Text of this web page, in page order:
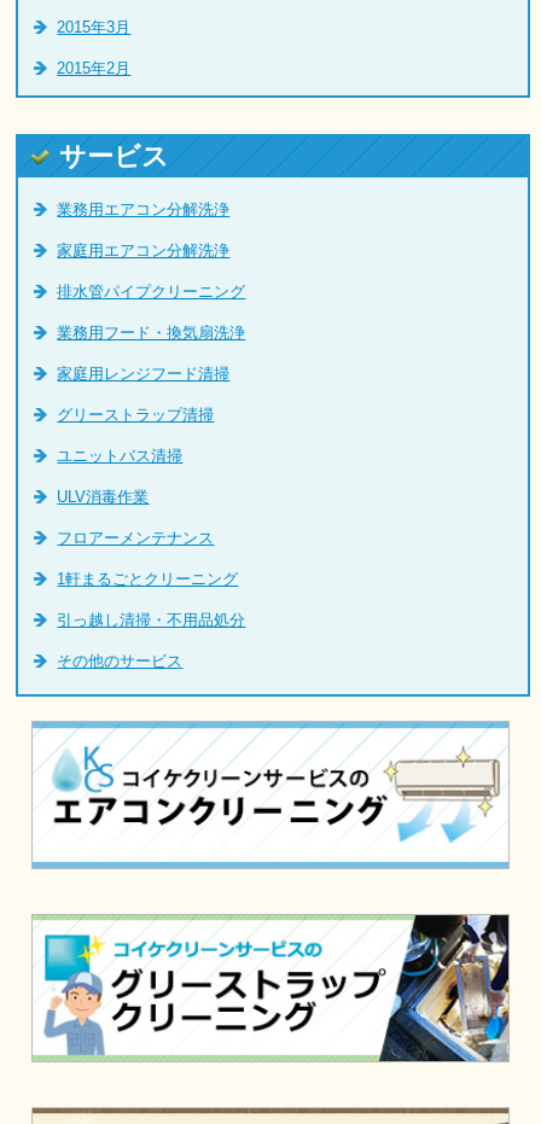
2015年3月
2015年2月
サービス
業務用エアコン分解洗浄
家庭用エアコン分解洗浄
排水管パイプクリーニング
業務用フード・換気扇洗浄
家庭用レンジフード清掃
グリーストラップ清掃
ユニットバス清掃
ULV消毒作業
フロアーメンテナンス
1軒まるごとクリーニング
引っ越し清掃・不用品処分
その他のサービス